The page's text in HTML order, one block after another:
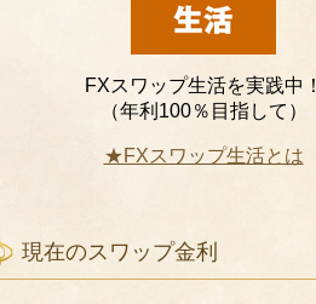
FXスワップ生活を実践中！
（年利100％目指して）
★FXスワップ生活とは
現在のスワップ金利